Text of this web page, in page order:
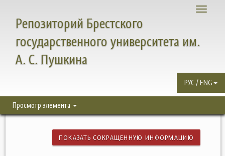
Toggle
Репозиторий Брестского
государственного университета им.
А. С. Пушкина
РУС / ENG
Просмотр элемента
ПОКАЗАТЬ СОКРАЩЕННУЮ ИНФОРМАЦИЮ